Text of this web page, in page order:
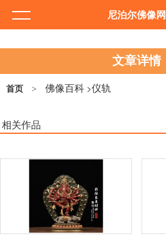
尼泊尔佛像网
文章详情
首页 > 佛像百科 >仪轨
相关作品